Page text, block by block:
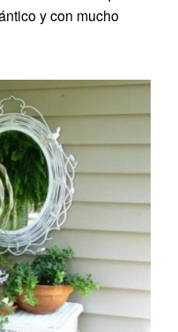
y con mucho